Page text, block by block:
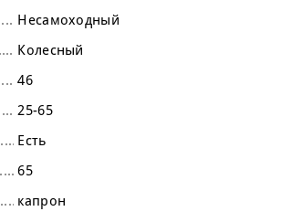
Несамоходный
Колесный
46
25-65
Есть
65
капрон